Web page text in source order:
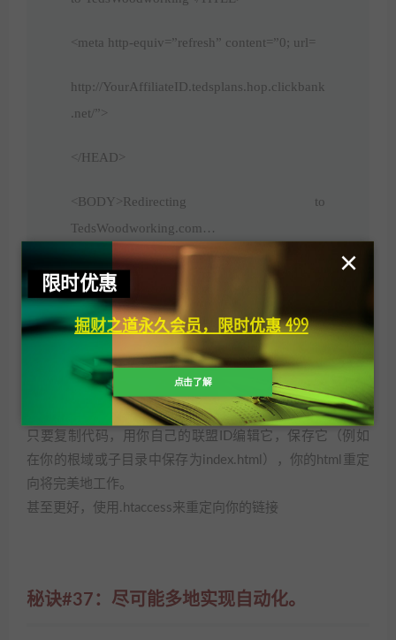
<meta http-equiv=”refresh” content=”0; url=
http://YourAffiliateID.tedsplans.hop.clickbank
.net/”>
</HEAD>
<BODY>Redirecting to
TedsWoodworking.com…
</BODY>
</HTML>
只要复制代码，用你自己的联盟ID编辑它，保存它（例如
在你的根域或子目录中保存为index.html），你的html重定
向将完美地工作。
甚至更好，使用.htaccess来重定向你的链接
秘诀#37：尽可能多地实现自动化。
限时优惠
掘财之道永久会员，限时优惠 499
点击了解
×